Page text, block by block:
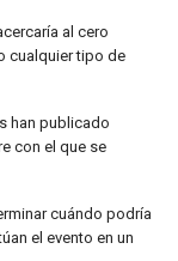
al cero
cualquier tipo de
han publicado
con el que se
cuándo podría
el evento en un